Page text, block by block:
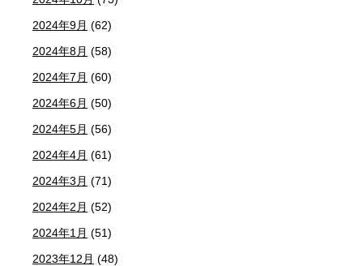
2024年9月 (62)
2024年8月 (58)
2024年7月 (60)
2024年6月 (50)
2024年5月 (56)
2024年4月 (61)
2024年3月 (71)
2024年2月 (52)
2024年1月 (51)
2023年12月 (48)